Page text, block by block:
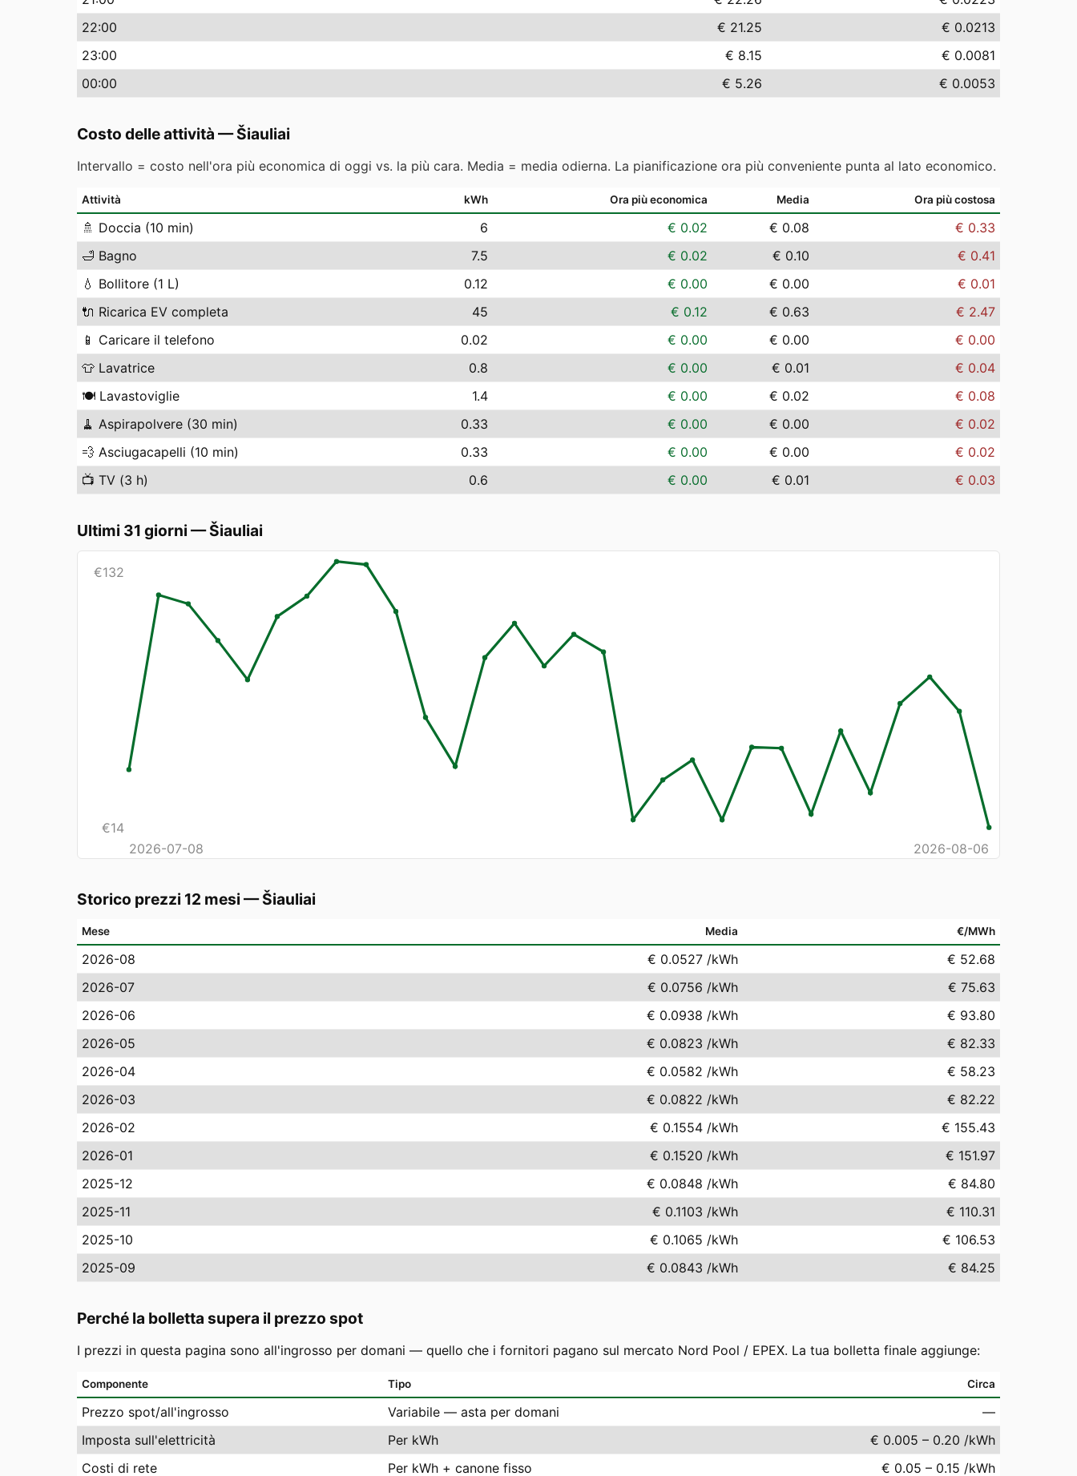
22:00 € 21.25
€ 0.0213
23:00 € 8.15
€ 0.0081
00:00 € 5.26 € 0.0053
Costo delle attività —Šiauliai
Intervallo = costo nell'ora più economica di oggi vs. la più cara. Media = media odierna. La pianificazione ora più conveniente punta al lato economico.
Attività kWh Ora più economica Media Ora più costosa
🚿 Doccia (10 min) 6 € 0.02 € 0.08
€ 0.33
🛁 Bagno 7.5 € 0.02 € 0.10
€ 0.41
💧 Bollitore (1 L) 0.12 € 0.00 € 0.00
€ 0.01
🔌 Ricarica EV completa 45 € 0.12 € 0.63
€ 2.47
📱 Caricare il telefono 0.02 € 0.00 € 0.00
€ 0.00
👕 Lavatrice 0.8 € 0.00 € 0.01
€ 0.04
🍽️ Lavastoviglie 1.4 € 0.00 € 0.02
€ 0.08
🧹 Aspirapolvere (30 min) 0.33 € 0.00 € 0.00
€ 0.02
💨 Asciugacapelli (10 min) 0.33 € 0.00 € 0.00
€ 0.02
📺 TV (3 h) 0.6 € 0.00 € 0.01 € 0.03
Ultimi 31 giorni —Šiauliai
€132
€14
2026-07-08
2026-08-06
Storico prezzi 12 mesi —Šiauliai
Mese Media €/MWh
2026-08 € 0.0527 /kWh
€ 52.68
2026-07
€ 0.0756 /kWh
€ 75.63
2026-06
€ 0.0938 /kWh
€ 93.80
2026-05
€ 0.0823 /kWh
€ 82.33
2026-04
€ 0.0582 /kWh
€ 58.23
2026-03
€ 0.0822 /kWh
€ 82.22
2026-02
€ 0.1554 /kWh
€ 155.43
2026-01
€ 0.1520 /kWh
€ 151.97
2025-12
€ 0.0848 /kWh
€ 84.80
2025-11
€ 0.1103 /kWh
€ 110.31
2025-10
€ 0.1065 /kWh
€ 106.53
2025-09
€ 0.0843 /kWh € 84.25
Perché la bolletta supera il prezzo spot
I prezzi in questa pagina sono all'ingrosso per domani — quello che i fornitori pagano sul mercato Nord Pool / EPEX. La tua bolletta finale aggiunge:
Componente Tipo Circa
Prezzo spot/all'ingrosso Variabile — asta per domani
—
Imposta sull'elettricità
Per kWh
€ 0.005 – 0.20 /kWh
Costi di rete
Per kWh + canone fisso € 0.05 – 0.15 /kWh